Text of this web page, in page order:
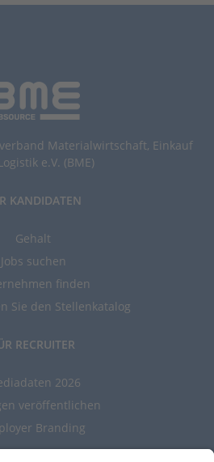
Materialwirtschaft, Einkauf
e.V. (BME)
KANDIDATEN
Gehalt
Jobs suchen
finden
Sie den Stellenkatalog
RECRUITER
2026
veröffentlichen
Branding